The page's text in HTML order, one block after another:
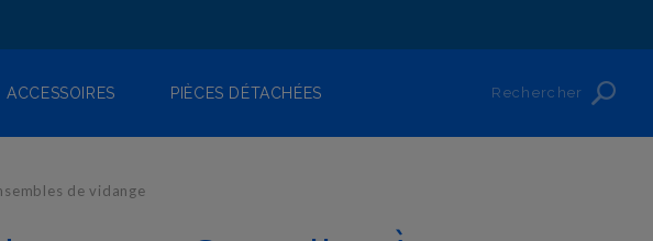
Rechercher
ACCESSOIRES PIÈCES DÉTACHÉES
de vidange